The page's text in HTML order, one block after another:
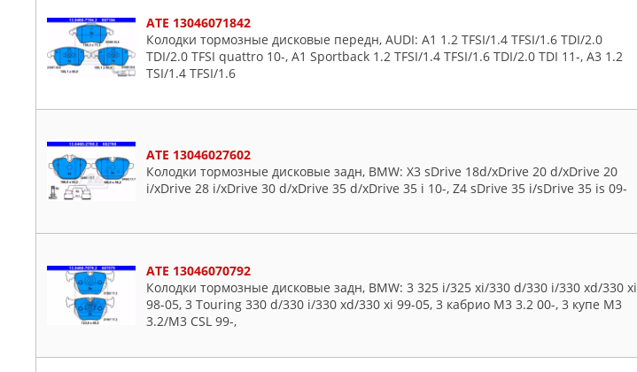
ATE 13046071842
Колодки тормозные дисковые передн, AUDI: A1 1.2 TFSI/1.4 TFSI/1.6 TDI/2.0
TDI/2.0 TFSI quattro 10-, A1 Sportback 1.2 TFSI/1.4 TFSI/1.6 TDI/2.0 TDI 11-, A3 1.2
TSI/1.4 TFSI/1.6
ATE 13046027602
Колодки тормозные дисковые задн, BMW: X3 sDrive 18d/xDrive 20 d/xDrive 20
i/xDrive 28 i/xDrive 30 d/xDrive 35 d/xDrive 35 i 10-, Z4 sDrive 35 i/sDrive 35 is 09-
ATE 13046070792
Колодки тормозные дисковые задн, BMW: 3 325 i/325 xi/330 d/330 i/330 xd/330 xi
98-05, 3 Touring 330 d/330 i/330 xd/330 xi 99-05, 3 кабрио M3 3.2 00-, 3 купе M3
3.2/M3 CSL 99-,